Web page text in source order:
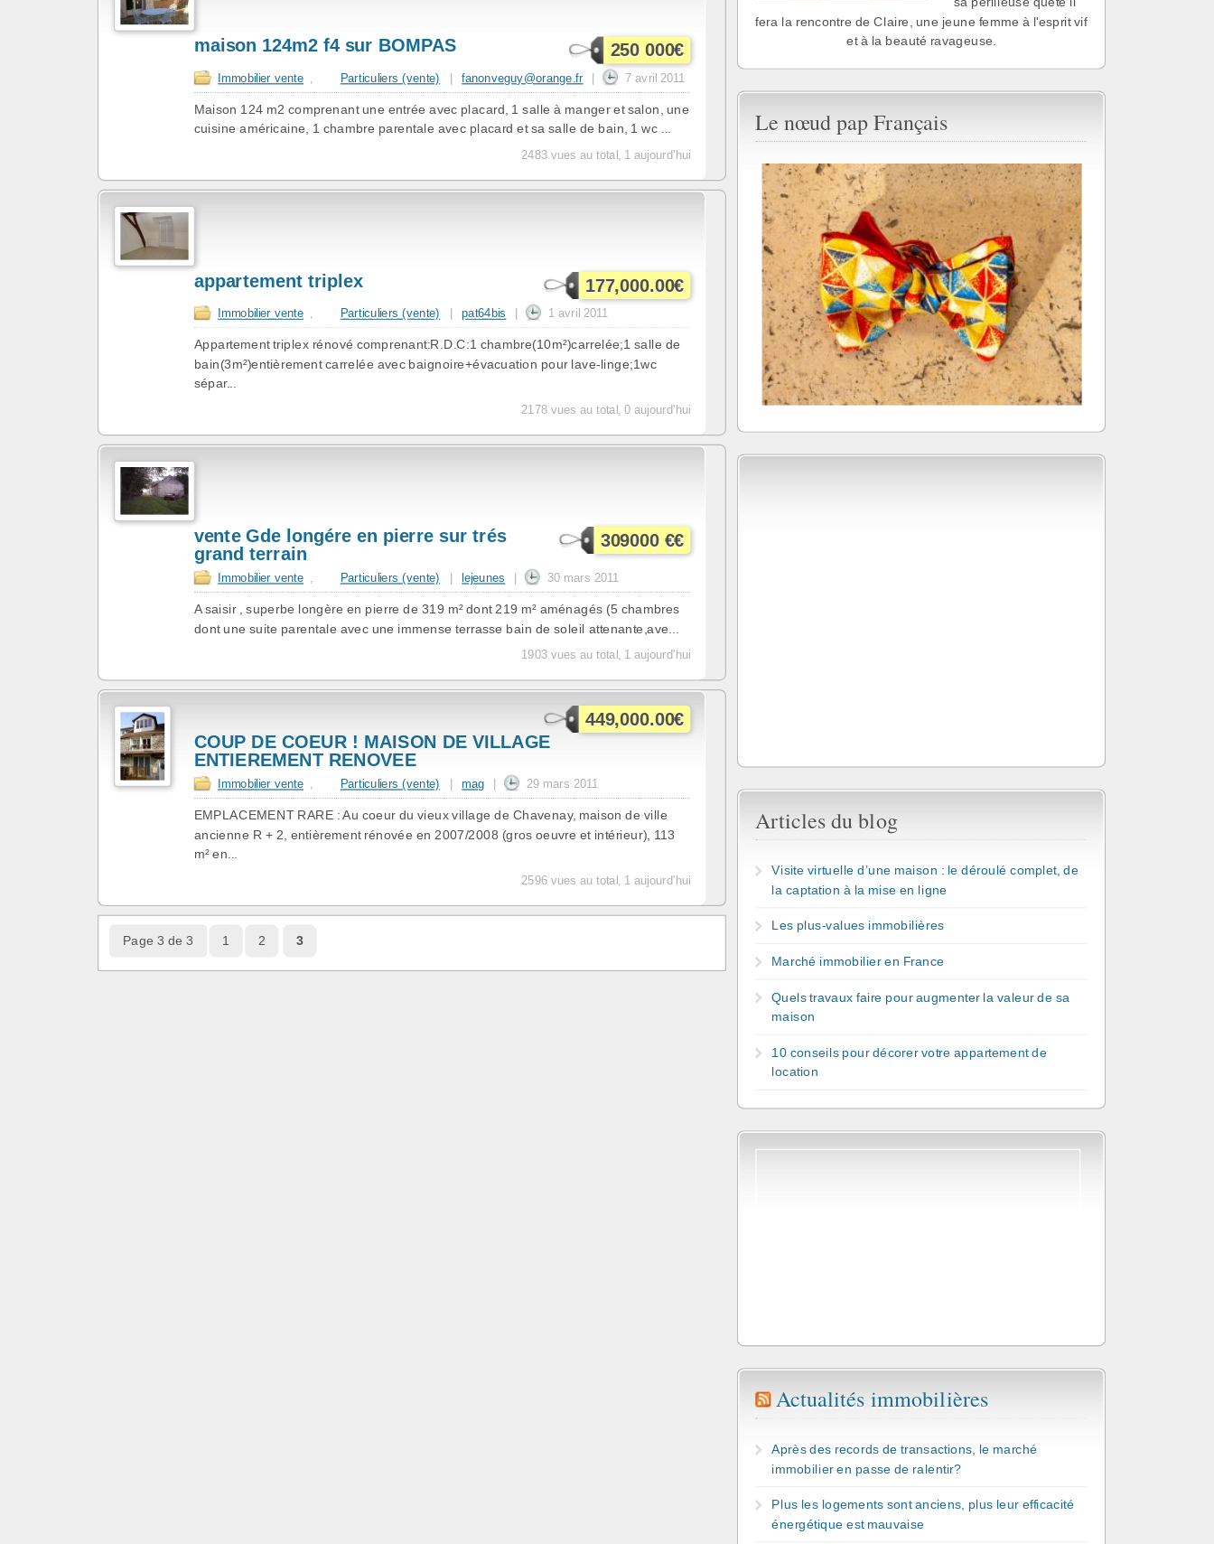
250 000€
maison 124m2 f4 sur BOMPAS
Immobilier vente Particuliers (vente) | fanonveguy@orange.fr | 7 avril 2011
Maison 124 m2 comprenant une entrée avec placard, 1 salle à manger et salon, une
cuisine américaine, 1 chambre parentale avec placard et sa salle de bain, 1 wc ...
2483 vues au total, 1 aujourd'hui
177,000.00€
appartement triplex
Immobilier vente Particuliers (vente) pat64bis 1 avril 2011
Appartement triplex rénové comprenant:R.D.C:1 chambre(10m²)carrelée;1 salle de
bain(3m²)entièrement carrelée avec baignoire+évacuation pour lave-linge;1wc
sépar...
2178 vues au total, 0 aujourd'hui
309000 €€
vente Gde longére en pierre sur trés
grand terrain
Immobilier vente Particuliers (vente) | lejeunes | 30 mars 2011
A saisir , superbe longère en pierre de 319 m² dont 219 m² aménagés (5 chambres
dont une suite parentale avec une immense terrasse bain de soleil attenante,ave...
1903 vues au total, 1 aujourd'hui
449,000.00€
COUP DE COEUR ! MAISON DE VILLAGE
ENTIEREMENT RENOVEE
Immobilier vente Particuliers (vente) | mag | 29 mars 2011
EMPLACEMENT RARE : Au coeur du vieux village de Chavenay, maison de ville
ancienne R + 2, entièrement rénovée en 2007/2008 (gros oeuvre et intérieur), 113
m² en...
2596 vues au total, 1 aujourd'hui
Page 3 de 3 1 2 3
fera la rencontre de Claire, une jeune femme à l'esprit vif
et à la beauté ravageuse.
Le nœud pap Français
Articles du blog
Visite virtuelle d’une maison : le déroulé complet, de
la captation à la mise en ligne
Les plus-values immobilières
Marché immobilier en France
Quels travaux faire pour augmenter la valeur de sa
maison
10 conseils pour décorer votre appartement de
location
Actualités immobilières
Après des records de transactions, le marché
immobilier en passe de ralentir?
Plus les logements sont anciens, plus leur efficacité
énergétique est mauvaise